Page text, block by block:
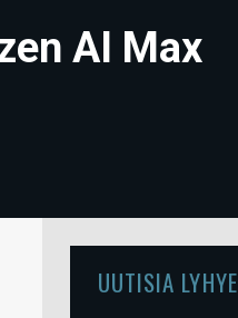
AI Max
UUTISIA